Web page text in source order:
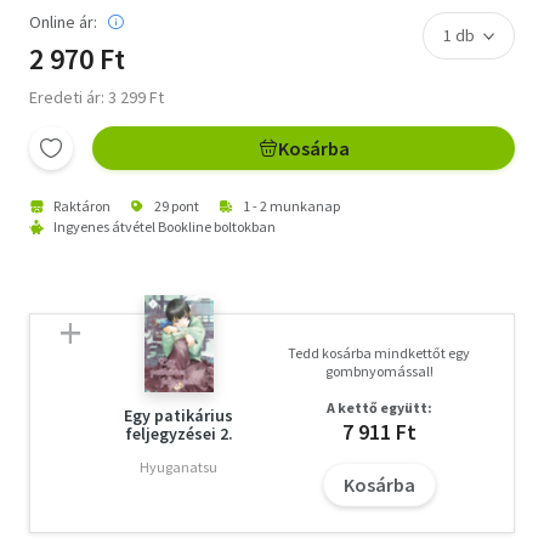
Online ár:
2 970 Ft
Eredeti ár: 3 299 Ft
Kosárba
Raktáron 29 pont
1 - 2 munkanap
Ingyenes átvétel Bookline boltokban
Egy patikárius
feljegyzései 2.
Hyuganatsu
Tedd kosárba mindkettőt egy
gombnyomással!
A kettő együtt:
7 911 Ft
Kosárba